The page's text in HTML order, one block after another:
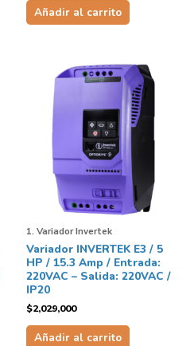
Añadir al carrito
1. Variador Invertek
Variador INVERTEK E3 / 5
HP / 15.3 Amp / Entrada:
220VAC – Salida: 220VAC /
IP20
$2,029,000
Añadir al carrito